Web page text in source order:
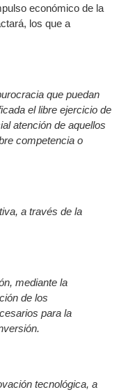
económico de la
los que a
que puedan
el libre ejercicio de
atención de aquellos
competencia o
a través de la
mediante la
de los
para la
tecnológica, a